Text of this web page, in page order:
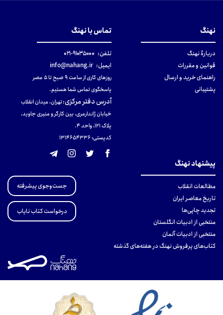
نهنگ
دربارهٔ نهنگ
قوانین و مقررات
راهنمای خرید و ارسال
پشتیبانی
تماس با نهنگ
تلفن: ۹۱۰۳۵۰۰۰-۰۲۱
ایمیل: info@nahang.ir
روزهای کاری از ساعت ۹ صبح تا ۵ عصر
پاسخگوی تماس شما هستیم.
آدرس دفتر مرکزی:تهران، میدان انقلاب
خیابان ژاندارمری، بین کارگر و منیری جاوید،
پلاک 121، واحد ۴.
کدپستی: 131465433۶
پیشنهاد نهنگ
مطالعات انقلاب
تاریخ معاصر ایران
تجدید چاپی‌ها
منتخبی از ادبیات انگلستان
منتخبی از ادبیات آلمان
کتاب‌های پرفروش نهنگ در هفته‌های گذشته
جست‌وجوی پیشرفته
درخواست کتاب نایاب